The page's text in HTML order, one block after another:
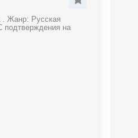
. Жанр: Русская
подтверждения на